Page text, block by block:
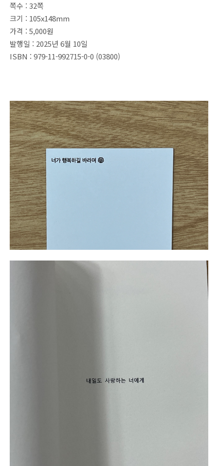
쪽수 : 32쪽
크기 : 105x148mm
가격 : 5,000원
발행일 : 2025년 6월 10일
ISBN : 979-11-992715-0-0 (03800)